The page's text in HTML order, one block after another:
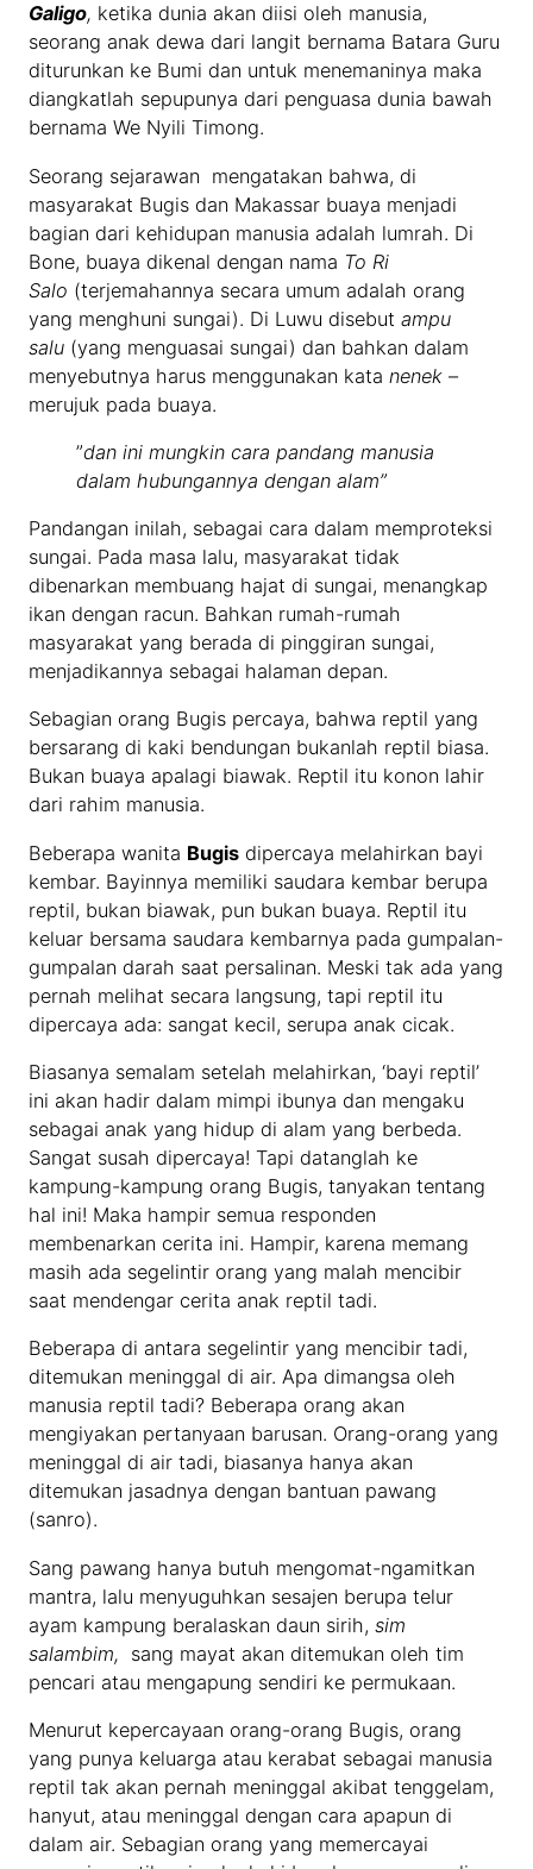
Galigo, ketika dunia akan diisi oleh manusia,
seorang anak dewa dari langit bernama Batara Guru
diturunkan ke Bumi dan untuk menemaninya maka
diangkatlah sepupunya dari penguasa dunia bawah
bernama We Nyili Timong.
Seorang sejarawan mengatakan bahwa, di
masyarakat Bugis dan Makassar buaya menjadi
bagian dari kehidupan manusia adalah lumrah. Di
Bone, buaya dikenal dengan nama To Ri
Salo (terjemahannya secara umum adalah orang
yang menghuni sungai). Di Luwu disebutampu
salu (yang menguasai sungai) dan bahkan dalam
menyebutnya harus menggunakan katanenek–
merujuk pada buaya.
”dan ini mungkin cara pandang manusia
dalam hubungannya dengan alam”
Pandangan inilah, sebagai cara dalam memproteksi
sungai. Pada masa lalu, masyarakat tidak
dibenarkan membuang hajat di sungai, menangkap
ikan dengan racun. Bahkan rumah-rumah
masyarakat yang berada di pinggiran sungai,
menjadikannya sebagai halaman depan.
Sebagian orang Bugis percaya, bahwa reptil yang
bersarang di kaki bendungan bukanlah reptil biasa.
Bukan buaya apalagi biawak. Reptil itu konon lahir
dari rahim manusia.
Beberapa wanita Bugis dipercaya melahirkan bayi
kembar. Bayinnya memiliki saudara kembar berupa
reptil, bukan biawak, pun bukan buaya. Reptil itu
keluar bersama saudara kembarnya pada gumpalan-
gumpalan darah saat persalinan. Meski tak ada yang
pernah melihat secara langsung, tapi reptil itu
dipercaya ada: sangat kecil, serupa anak cicak.
Biasanya semalam setelah melahirkan, ‘bayi reptil’
ini akan hadir dalam mimpi ibunya dan mengaku
sebagai anak yang hidup di alam yang berbeda.
Sangat susah dipercaya! Tapi datanglah ke
kampung-kampung orang Bugis, tanyakan tentang
hal ini! Maka hampir semua responden
membenarkan cerita ini. Hampir, karena memang
masih ada segelintir orang yang malah mencibir
saat mendengar cerita anak reptil tadi.
Beberapa di antara segelintir yang mencibir tadi,
ditemukan meninggal di air. Apa dimangsa oleh
manusia reptil tadi? Beberapa orang akan
mengiyakan pertanyaan barusan. Orang-orang yang
meninggal di air tadi, biasanya hanya akan
ditemukan jasadnya dengan bantuan pawang
(sanro).
Sang pawang hanya butuh mengomat-ngamitkan
mantra, lalu menyuguhkan sesajen berupa telur
ayam kampung beralaskan daun sirih,sim
salambim, sang mayat akan ditemukan oleh tim
pencari atau mengapung sendiri ke permukaan.
Menurut kepercayaan orang-orang Bugis, orang
yang punya keluarga atau kerabat sebagai manusia
reptil tak akan pernah meninggal akibat tenggelam,
hanyut, atau meninggal dengan cara apapun di
dalam air. Sebagian orang yang memercayai